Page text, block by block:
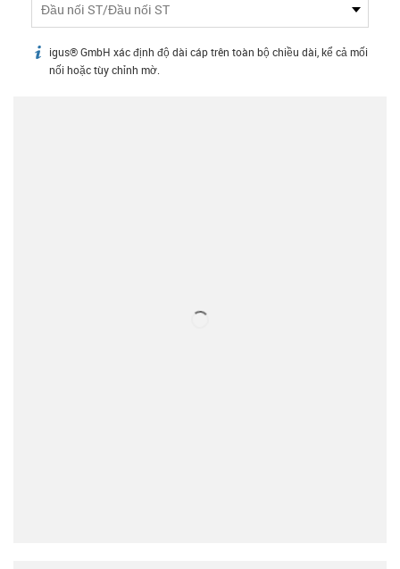
Đầu nối ST/Đầu nối ST
igus-icon-info
igus® GmbH xác định độ dài cáp trên toàn bộ chiều dài, kể cả mối
nối hoặc tùy chỉnh mờ.